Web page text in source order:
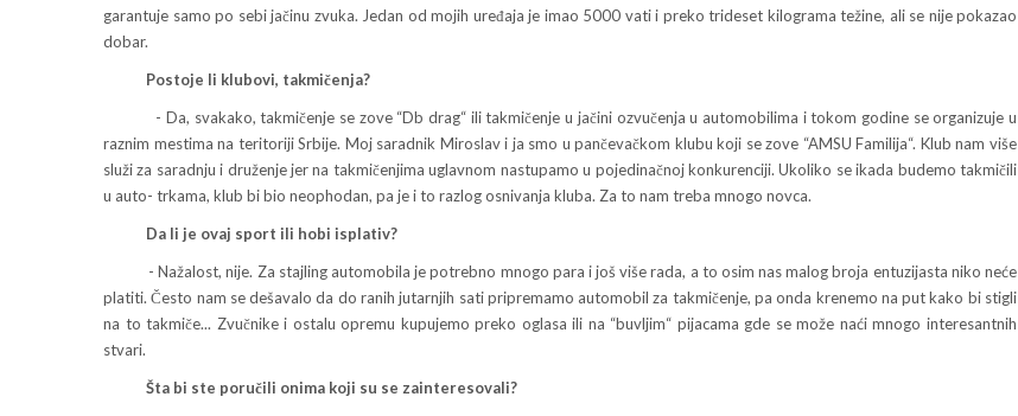
garantuje samo po sebi jačinu zvuka. Jedan od mojih uređaja je imao 5000 vati i preko trideset kilograma težine, ali se nije pokazao
dobar.
Postoje li klubovi, takmičenja?
- Da, svakako, takmičenje se zove “Db drag“ ili takmičenje u jačini ozvučenja u automobilima i tokom godine se organizuje u
raznim mestima na teritoriji Srbije. Moj saradnik Miroslav i ja smo u pančevačkom klubu koji se zove “AMSU Familija“. Klub nam više
služi za saradnju i druženje jer na takmičenjima uglavnom nastupamo u pojedinačnoj konkurenciji. Ukoliko se ikada budemo takmičili
u auto- trkama, klub bi bio neophodan, pa je i to razlog osnivanja kluba. Za to nam treba mnogo novca.
Da li je ovaj sport ili hobi isplativ?
- Nažalost, nije. Za stajling automobila je potrebno mnogo para i još više rada, a to osim nas malog broja entuzijasta niko neće
platiti. Često nam se dešavalo da do ranih jutarnjih sati pripremamo automobil za takmičenje, pa onda krenemo na put kako bi stigli
na to takmiče... Zvučnike i ostalu opremu kupujemo preko oglasa ili na “buvljim“ pijacama gde se može naći mnogo interesantnih
stvari.
Šta bi ste poručili onima koji su se zainteresovali?